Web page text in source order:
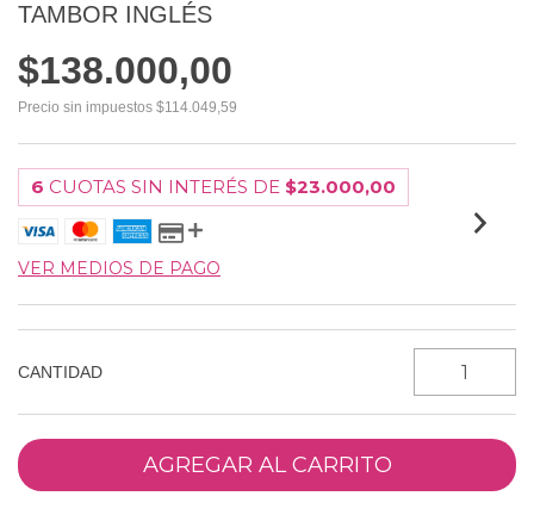
TAMBOR INGLÉS
$138.000,00
Precio sin impuestos $114.049,59
6 CUOTAS SIN INTERÉS DE $23.000,00
VER MEDIOS DE PAGO
CANTIDAD